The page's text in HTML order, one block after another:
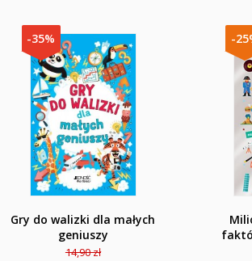
-35%
Gry do walizki dla małych
geniuszy
14,90 zł
-